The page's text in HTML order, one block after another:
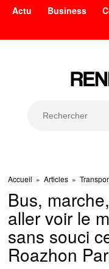
Actu Business
Accueil »Articles »
Bus,
aller voir le
sans souci
Roazhon